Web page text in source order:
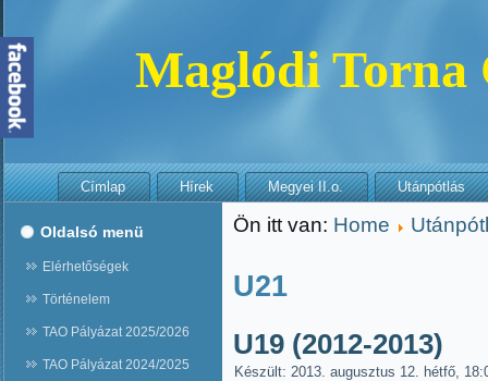
Maglódi Torna
Címlap Hírek Megyei II.o. Utánpótlás
Oldalsó menü
Elérhetőségek
Történelem
TAO Pályázat 2025/2026
TAO Pályázat 2024/2025
Ön itt van: Home
U21
U19 (2012-2013)
Készült: 2013. augusztus 12. hétfő,